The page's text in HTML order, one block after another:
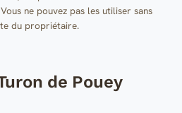
ne pouvez pas les utiliser sans
du propriétaire.
de Pouey